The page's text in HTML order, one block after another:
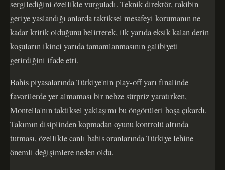
sergilediğini özellikle vurguladı. Teknik direktör, rakibin
geriye yaslandığı anlarda taktiksel mesafeyi korumanın ne
kadar kritik olduğunu belirterek, ilk yarıda eksik kalan derin
koşuların ikinci yarıda tamamlanmasının galibiyeti
getirdiğini ifade etti.
Bahis piyasalarında Türkiye'nin play-off yarı finalinde
favorilerde yer almaması bir nebze sürpriz yaratırken,
Montella'nın taktiksel yaklaşımı bu öngörüleri boşa çıkardı.
Takımın disiplinden kopmadan oyunu kontrolü altında
tutması, özellikle canlı bahis oranlarında Türkiye lehine
önemli değişimlere neden oldu.